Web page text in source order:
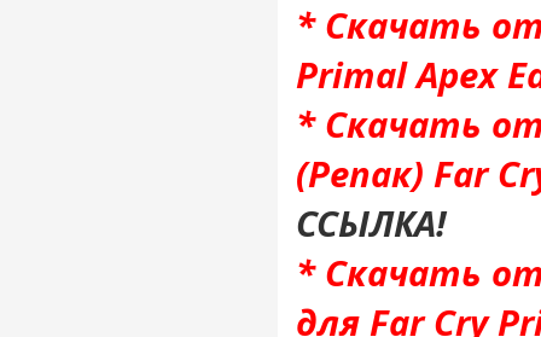
* Скачать
Primal Apex
* Скачать
(Репак) Far
ССЫЛКА!
* Скачать
для Far Cry